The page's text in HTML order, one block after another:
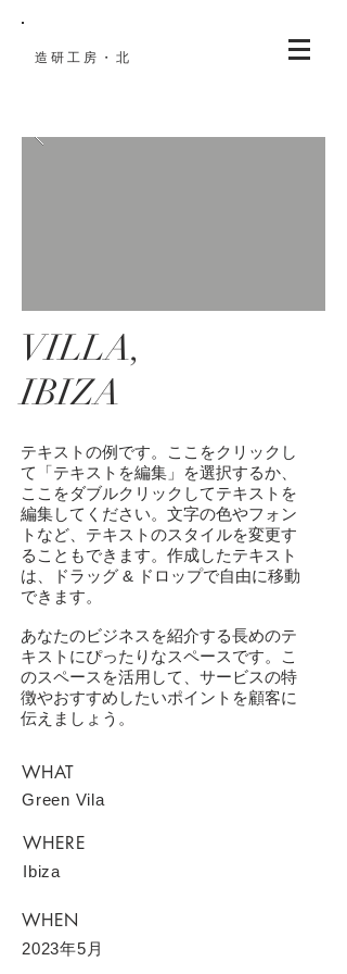
造研工房・北
VILLA,
IBIZA
テキストの例です。ここをクリックし
て「テキストを編集」を選択するか、
ここをダブルクリックしてテキストを
編集してください。文字の色やフォン
トなど、テキストのスタイルを変更す
ることもできます。作成したテキスト
は、ドラッグ & ドロップで自由に移動
できます。
あなたのビジネスを紹介する長めのテ
キストにぴったりなスペースです。こ
のスペースを活用して、サービスの特
徴やおすすめしたいポイントを顧客に
伝えましょう。
WHAT
Green Vila
WHERE
Ibiza
WHEN
2023年5月